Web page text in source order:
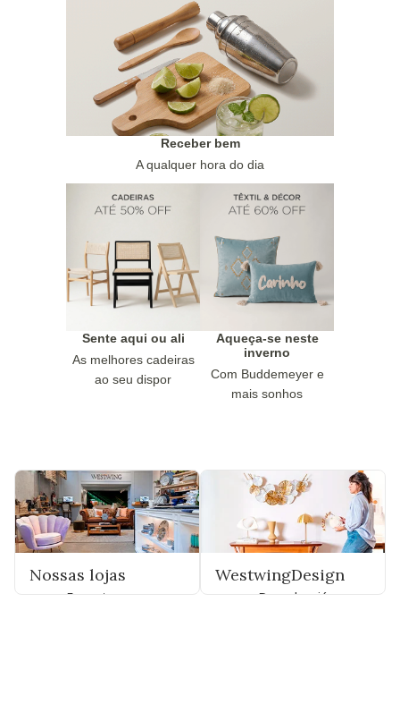
Receber bem
A qualquer hora do dia
Sente aqui ou ali
As melhores cadeiras
ao seu dispor
Aqueça-se neste
inverno
Com Buddemeyer e
mais sonhos
Nossas lojas
Encontre uma
WestwingDesign
Descubra já